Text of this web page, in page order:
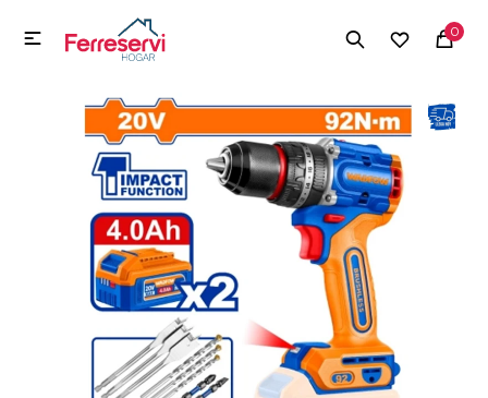
0

MI CUENTA
Herramientas y Construcción
Electrodomésticos
Tecnología